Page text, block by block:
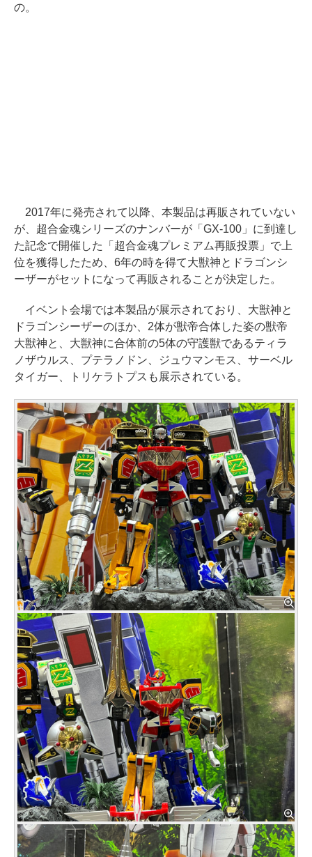
の。
2017年に発売されて以降、本製品は再販されていない
が、超合金魂シリーズのナンバーが「GX-100」に到達し
た記念で開催した「超合金魂プレミアム再販投票」で上
位を獲得したため、6年の時を得て大獣神とドラゴンシ
ーザーがセットになって再販されることが決定した。
イベント会場では本製品が展示されており、大獣神と
ドラゴンシーザーのほか、2体が獣帝合体した姿の獣帝
大獣神と、大獣神に合体前の5体の守護獣であるティラ
ノザウルス、プテラノドン、ジュウマンモス、サーベル
タイガー、トリケラトプスも展示されている。